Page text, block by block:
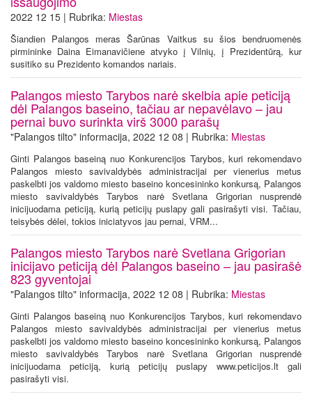
2022 12 15 | Rubrika: Miestas
Šiandien Palangos meras Šarūnas Vaitkus su šios bendruomenės
pirmininke Daina Eimanavičiene atvyko į Vilnių, į Prezidentūrą, kur
susitiko su Prezidento komandos nariais.
Palangos miesto Tarybos narė skelbia apie peticiją
dėl Palangos baseino, tačiau ar nepavėlavo – jau
pernai buvo surinkta virš 3000 parašų
"Palangos tilto" informacija, 2022 12 08 | Rubrika: Miestas
Ginti Palangos baseiną nuo Konkurencijos Tarybos, kuri rekomendavo
Palangos miesto savivaldybės administracijai per vienerius metus
paskelbti jos valdomo miesto baseino koncesininko konkursą, Palangos
miesto savivaldybės Tarybos narė Svetlana Grigorian nusprendė
inicijuodama peticiją, kurią peticijų puslapy gali pasirašyti visi. Tačiau,
teisybės dėlei, tokios iniciatyvos jau pernai, VRM...
Palangos miesto Tarybos narė Svetlana Grigorian
inicijavo peticiją dėl Palangos baseino – jau pasirašė
823 gyventojai
"Palangos tilto" informacija, 2022 12 08 | Rubrika: Miestas
Ginti Palangos baseiną nuo Konkurencijos Tarybos, kuri rekomendavo
Palangos miesto savivaldybės administracijai per vienerius metus
paskelbti jos valdomo miesto baseino koncesininko konkursą, Palangos
miesto savivaldybės Tarybos narė Svetlana Grigorian nusprendė
inicijuodama peticiją, kurią peticijų puslapy www.peticijos.lt gali
pasirašyti visi.